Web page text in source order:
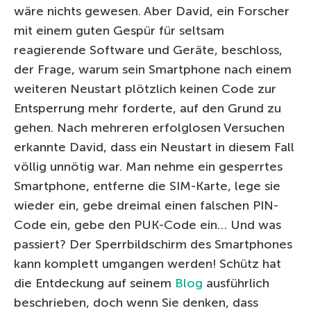
wäre nichts gewesen. Aber David, ein Forscher
mit einem guten Gespür für seltsam
reagierende Software und Geräte, beschloss,
der Frage, warum sein Smartphone nach einem
weiteren Neustart plötzlich keinen Code zur
Entsperrung mehr forderte, auf den Grund zu
gehen. Nach mehreren erfolglosen Versuchen
erkannte David, dass ein Neustart in diesem Fall
völlig unnötig war. Man nehme ein gesperrtes
Smartphone, entferne die SIM-Karte, lege sie
wieder ein, gebe dreimal einen falschen PIN-
Code ein, gebe den PUK-Code ein… Und was
passiert? Der Sperrbildschirm des Smartphones
kann komplett umgangen werden! Schütz hat
die Entdeckung auf seinem Blog ausführlich
beschrieben, doch wenn Sie denken, dass